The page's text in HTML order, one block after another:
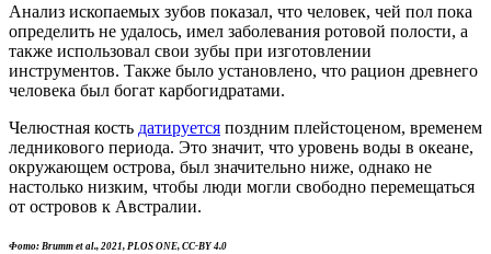
Анализ ископаемых зубов показал, что человек, чей пол пока
определить не удалось, имел заболевания ротовой полости, а
также использовал свои зубы при изготовлении
инструментов. Также было установлено, что рацион древнего
человека был богат карбогидратами.
Челюстная кость датируется поздним плейстоценом, временем
ледникового периода. Это значит, что уровень воды в океане,
окружающем острова, был значительно ниже, однако не
настолько низким, чтобы люди могли свободно перемещаться
от островов к Австралии.
Фото: Brumm et al., 2021, PLOS ONE, CC-BY 4.0